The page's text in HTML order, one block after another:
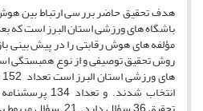
هدف تحقیق حاضر بررسی ارتباط بین هوش
باشگاه های ورزشی استان البرز است که
مؤلفه های هوش رقابتی را در پیش بینی
روش تحقیق توصیفی و از نوع همبستگی
انتخاب شدند.